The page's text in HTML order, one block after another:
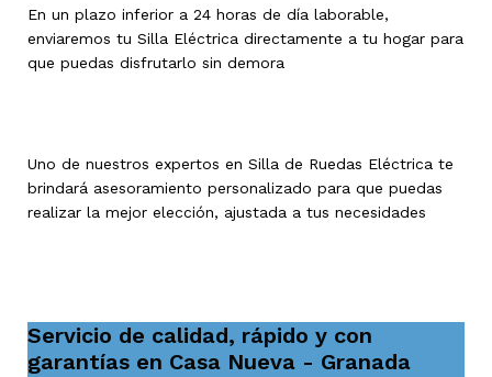
En un plazo inferior a 24 horas de día laborable,
enviaremos tu Silla Eléctrica directamente a tu hogar para
que puedas disfrutarlo sin demora
Uno de nuestros expertos en Silla de Ruedas Eléctrica te
brindará asesoramiento personalizado para que puedas
realizar la mejor elección, ajustada a tus necesidades
Servicio de calidad, rápido y con
garantías en Casa Nueva - Granada